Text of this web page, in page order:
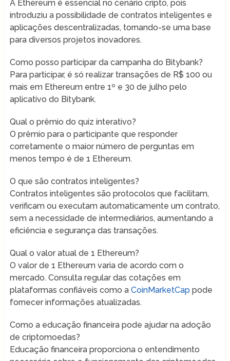
A Ethereum é essencial no cenário cripto, pois
introduziu a possibilidade de contratos inteligentes e
aplicações descentralizadas, tornando-se uma base
para diversos projetos inovadores.
Como posso participar da campanha do Bitybank?
Para participar, é só realizar transações de R$ 100 ou
mais em Ethereum entre 1º e 30 de julho pelo
aplicativo do Bitybank.
Qual o prêmio do quiz interativo?
O prêmio para o participante que responder
corretamente o maior número de perguntas em
menos tempo é de 1 Ethereum.
O que são contratos inteligentes?
Contratos inteligentes são protocolos que facilitam,
verificam ou executam automaticamente um contrato,
sem a necessidade de intermediários, aumentando a
eficiência e segurança das transações.
Qual o valor atual de 1 Ethereum?
O valor de 1 Ethereum varia de acordo com o
mercado. Consulta regular das cotações em
plataformas confiáveis como a CoinMarketCap pode
fornecer informações atualizadas.
Como a educação financeira pode ajudar na adoção
de criptomoedas?
Educação financeira proporciona o entendimento